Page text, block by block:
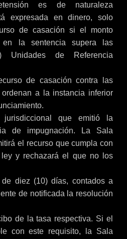
es de naturaleza
expresada en dinero, solo
de casación si el monto
en la sentencia supera las
Unidades de Referencia
de casación contra las
a la instancia inferior
que emitió la
de impugnación. La Sala
el recurso que cumpla con
ley y rechazará el que no los
diez (10) días, contados a
de notificada la resolución
de la tasa respectiva. Si el
con este requisito, la Sala